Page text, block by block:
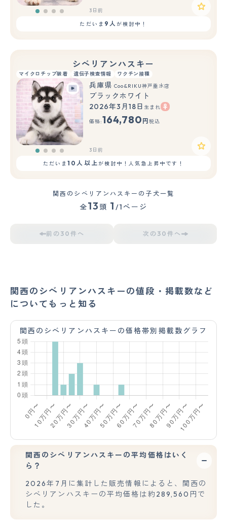
3日前
ただいま 9人が検討中！
シベリアンハスキー
マイクロチップ装着 遺伝子検査情報 ワクチン接種
兵庫県 Coo&RIKU神戸垂水店
ブラックホワイト
2026年3月18日 生まれ
価格:164,780 円 税込
3日前
ただいま10人以上が検討中！人気急上昇中です！
関西のシベリアンハスキーの子犬一覧
全13 頭 1 /1ページ
前の30件へ 次の30件へ
関西のシベリアンハスキーの値段・掲載数など
についてもっと知る
関西のシベリアンハスキーの価格帯別掲載数グラフ
関西のシベリアンハスキーの平均価格はいく
ら？
2026年7月に集計した販売情報によると、関西の
シベリアンハスキーの平均価格は約289,560円で
した。